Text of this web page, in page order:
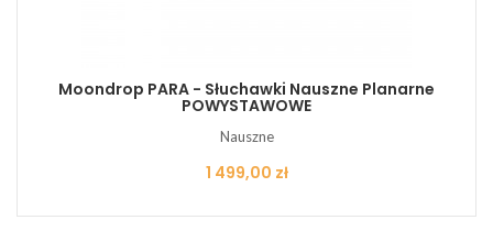
Moondrop PARA - Słuchawki Nauszne Planarne
POWYSTAWOWE
Nauszne
Cena
1 499,00 zł